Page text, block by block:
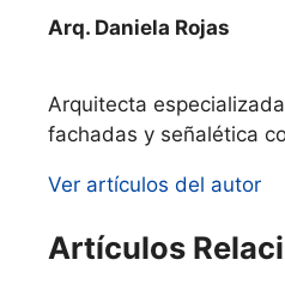
Arq. Daniela Rojas
Arquitecta
fachadas y señalética
Ver artículos del autor
Artículos